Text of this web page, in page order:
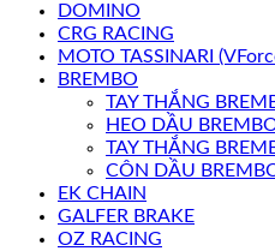
DOMINO
CRG RACING
MOTO TASSINARI
BREMBO
TAY THẮNG
HEO DẦU
TAY THẮNG
CÔN DẦU
EK CHAIN
GALFER BRAKE
OZ RACING